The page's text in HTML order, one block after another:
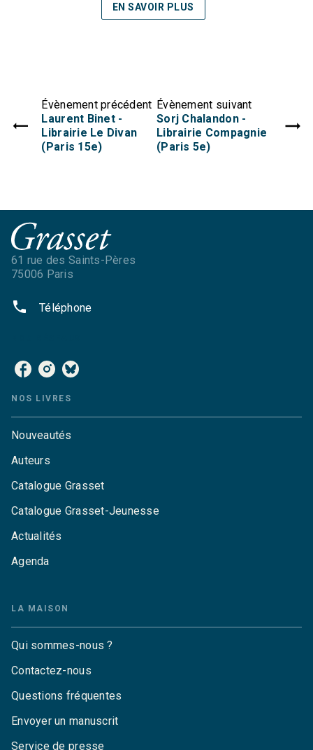
EN SAVOIR PLUS
Évènement précédent
Laurent Binet -
Librairie Le Divan
(Paris 15e)
Évènement suivant
Sorj Chalandon -
Librairie Compagnie
(Paris 5e)
61 rue des Saints-Pères
75006 Paris
phone Téléphone
NOS LIVRES
Nouveautés
Auteurs
Catalogue Grasset
Catalogue Grasset-Jeunesse
Actualités
Agenda
LA MAISON
Qui sommes-nous ?
Contactez-nous
Questions fréquentes
Envoyer un manuscrit
Service de presse